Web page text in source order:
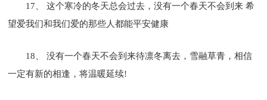
17、 这个寒冷的冬天总会过去，没有一个春天不会到来 希
望爱我们和我们爱的那些人都能平安健康
18、 没有一个春天不会到来待凛冬离去，雪融草青，相信
一定有新的相逢，将温暖延续!